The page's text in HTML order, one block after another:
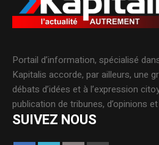
Portail d’information, spécialisé
Kapitalis accorde, par ailleurs, une
débats d’idées et à l’expression
publication de tribunes, d’opinions
SUIVEZ NOUS